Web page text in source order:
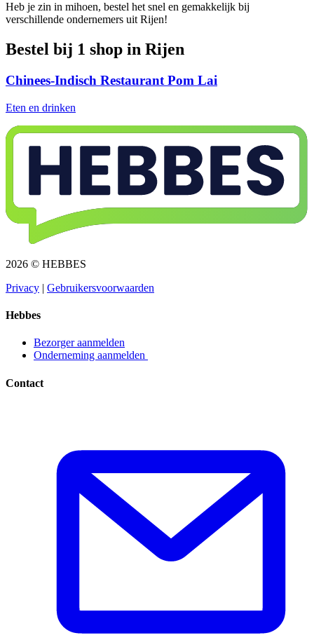
Heb je zin in mihoen, bestel het snel en gemakkelijk bij
verschillende ondernemers uit Rijen!
Bestel bij 1 shop in Rijen
Chinees-Indisch Restaurant Pom Lai
Eten en drinken
2026 © HEBBES
Privacy​​​​‌ ‍ ​‍​‍‌‍ ‌ ​‍‌‍‍‌‌‍‌ ‌‍‍‌‌‍ ‍​‍​‍​ ‍‍​‍​‍‌ ​ ‌‍​‌‌‍ ‍‌‍‍‌‌ ‌​‌ ‍‌​‍ ‍‌‍‍‌‌‍ ​‍​‍​‍ ​​‍​‍‌‍‍​‌ ​‍‌‍‌‌‌‍‌‍​‍​‍​ ‍‍​‍​‍‌‍‍​‌ ‌​‌ ‌​‌ ​​​ ‍‍​‍ ​‍ ‌‍ ​‌‍ ‌‍​ ‌‍​‌‌‍ ​‌‍‍​‌‍ ‌ ​ ‌ ‌​​ ‍‍​ ​ ​ ​ ​ ​ ​ ​ ​‍ ‌‍‍‌‌‍ ‍‌ ‌​‌‍‌‌‌‍ ‍‌ ‌​​‍ ‌‍‌‌‌‍‌​‌‍‍‌‌ ‌​​‍ ‌‍ ‌‌‍ ‌‍‌​‌‍‌‌​ ‌‌ ​​‌ ​‍‌‍‌‌‌ ​ ‌‍‌‌‌‍ ‍‌ ‌​‌‍​‌‌ ‌​‌‍‍‌‌‍ ‌‍ ‍​ ‍ ‌‍‍‌‌‍‌​​ ‌‌‍‌ ‌‍ ​‌‍ ‌‍​‍‌‍​‌‌‍ ​​ ‍ ‌ ‌​‌ ‍‌‌ ​​‌‍‌‌​ ‌‌‍‌ ‌‍ ​‌‍ ‌‍​‍‌‍​‌‌‍ ​​ ‍ ‌ ​​‌‍​‌‌ ‌​‌‍‍​​ ‌‌‍‌‍‌‍ ‌‍ ‌ ‌​‌‍‌‌‌ ​‍​‍ ‍‌‍ ​‌‍‌‌‌‍‌ ‌‍​‌‌‍ ​​‍‌‌​ ‌‌‌​​‍‌‌ ‌‍‍ ‌‍‌‌‌ ‍‌​‍‌‌​ ​ ‌​‌​​‍‌‌​ ​ ‌​‌​​‍‌‌​ ​‍​ ​‍​ ​‌​ ‍​‌‍‌‌​ ‌‍‌‍‌​‌‍‌‌‌‍‌‌​ ‌‍​ ​ ​ ‍‌​ ‌‌​ ‌​​‍‌‌​ ​‍​ ​‍​‍‌‌​ ‌‌‌​‌​​‍ ‍‌‍ ​‌‍​‌‌‍​‍‌‍‌‌‌‍ ​​ ‌‍​‍‌‍​‌‌ ​ ‌‍‌‌‌‌‌‌‌ ​‍‌‍ ​​ ‌‌‍‍​‌ ‌​‌ ‌​‌ ​​​‍‌‌​ ​ ‌​​‌​‍‌‌​ ​‍‌​‌‍​‍‌‌​ ​‍‌​‌‍‌‍ ​‌‍ ‌‍​ ‌‍​‌‌‍ ​‌‍‍​‌‍ ‌ ​ ‌ ‌​​‍‌‌​ ​ ‌​​‌​ ​ ​ ​ ​ ​ ​ ​ ​‍‌‍‌‍‍‌‌‍‌​​ ‌‌‍‌ ‌‍ ​‌‍ ‌‍​‍‌‍​‌‌‍ ​​‍‌‍‌ ‌​‌ ‍‌‌ ​​‌‍‌‌​ ‌‌‍‌ ‌‍ ​‌‍ ‌‍​‍‌‍​‌‌‍ ​​‍‌‍‌ ​​‌‍​‌‌ ‌​‌‍‍​​ ‌‌‍‌‍‌‍ ‌‍ ‌ ‌​‌‍‌‌‌ ​‍​‍ ‍‌‍ ​‌‍‌‌‌‍‌ ‌‍​‌‌‍ ​​‍‌‌​ ‌‌‌​​‍‌‌ ‌‍‍ ‌‍‌‌‌ ‍‌​‍‌‌​ ​ ‌​‌​​‍‌‌​ ​ ‌​‌​​‍‌‌​ ​‍​ ​‍​ ​‌​ ‍​‌‍‌‌​ ‌‍‌‍‌​‌‍‌‌‌‍‌‌​ ‌‍​ ​ ​ ‍‌​ ‌‌​ ‌​​‍‌‌​ ​‍​ ​‍​‍‌‌​ ‌‌‌​‌​​‍ ‍‌‍ ​‌‍​‌‌‍​‍‌‍‌‌‌‍ ​​‍‌‍‌ ​​‌‍‌‌‌ ​‍‌ ​ ‌ ​​‌‍‌‌‌‍​ ‌ ‌​‌‍‍‌‌ ‌‍‌‍‌‌​ ‌‌ ​​‌ ‌‌‌‍​‍‌‍ ​‌‍‍‌‌ ​ ‌‍‍​‌‍‌‌‌‍‌​​‍​‍‌ ‌ | Gebruikersvoorwaarden​​​​‌ ‍ ​‍​‍‌‍ ‌ ​‍‌‍‍‌‌‍‌ ‌‍‍‌‌‍ ‍​‍​‍​ ‍‍​‍​‍‌ ​ ‌‍​‌‌‍ ‍‌‍‍‌‌ ‌​‌ ‍‌​‍ ‍‌‍‍‌‌‍ ​‍​‍​‍ ​​‍​‍‌‍‍​‌ ​‍‌‍‌‌‌‍‌‍​‍​‍​ ‍‍​‍​‍‌‍‍​‌ ‌​‌ ‌​‌ ​​​ ‍‍​‍ ​‍ ‌‍ ​‌‍ ‌‍​ ‌‍​‌‌‍ ​‌‍‍​‌‍ ‌ ​ ‌ ‌​​ ‍‍​ ​ ​ ​ ​ ​ ​ ​ ​‍ ‌‍‍‌‌‍ ‍‌ ‌​‌‍‌‌‌‍ ‍‌ ‌​​‍ ‌‍‌‌‌‍‌​‌‍‍‌‌ ‌​​‍ ‌‍ ‌‌‍ ‌‍‌​‌‍‌‌​ ‌‌ ​​‌ ​‍‌‍‌‌‌ ​ ‌‍‌‌‌‍ ‍‌ ‌​‌‍​‌‌ ‌​‌‍‍‌‌‍ ‌‍ ‍​ ‍ ‌‍‍‌‌‍‌​​ ‌‌‍‌ ‌‍ ​‌‍ ‌‍​‍‌‍​‌‌‍ ​​ ‍ ‌ ‌​‌ ‍‌‌ ​​‌‍‌‌​ ‌‌‍‌ ‌‍ ​‌‍ ‌‍​‍‌‍​‌‌‍ ​​ ‍ ‌ ​​‌‍​‌‌ ‌​‌‍‍​​ ‌‌‍‌‍‌‍ ‌‍ ‌ ‌​‌‍‌‌‌ ​‍​‍ ‍‌‍ ​‌‍‌‌‌‍‌ ‌‍​‌‌‍ ​​‍‌‌​ ‌‌‌​​‍‌‌ ‌‍‍ ‌‍‌‌‌ ‍‌​‍‌‌​ ​ ‌​‌​​‍‌‌​ ​ ‌​‌​​‍‌‌​ ​‍​ ​‍​ ​​‌‍​ ‌‍‌‍​ ‌‍​ ‌​‌‍‌​​ ​ ‌‍‌‌​ ​ ​ ​‌​ ‍‌​ ​‍​‍‌‌​ ​‍​ ​‍​‍‌‌​ ‌‌‌​‌​​‍ ‍‌‍ ​‌‍​‌‌‍​‍‌‍‌‌‌‍ ​​ ‌‍​‍‌‍​‌‌ ​ ‌‍‌‌‌‌‌‌‌ ​‍‌‍ ​​ ‌‌‍‍​‌ ‌​‌ ‌​‌ ​​​‍‌‌​ ​ ‌​​‌​‍‌‌​ ​‍‌​‌‍​‍‌‌​ ​‍‌​‌‍‌‍ ​‌‍ ‌‍​ ‌‍​‌‌‍ ​‌‍‍​‌‍ ‌ ​ ‌ ‌​​‍‌‌​ ​ ‌​​‌​ ​ ​ ​ ​ ​ ​ ​ ​‍‌‍‌‍‍‌‌‍‌​​ ‌‌‍‌ ‌‍ ​‌‍ ‌‍​‍‌‍​‌‌‍ ​​‍‌‍‌ ‌​‌ ‍‌‌ ​​‌‍‌‌​ ‌‌‍‌ ‌‍ ​‌‍ ‌‍​‍‌‍​‌‌‍ ​​‍‌‍‌ ​​‌‍​‌‌ ‌​‌‍‍​​ ‌‌‍‌‍‌‍ ‌‍ ‌ ‌​‌‍‌‌‌ ​‍​‍ ‍‌‍ ​‌‍‌‌‌‍‌ ‌‍​‌‌‍ ​​‍‌‌​ ‌‌‌​​‍‌‌ ‌‍‍ ‌‍‌‌‌ ‍‌​‍‌‌​ ​ ‌​‌​​‍‌‌​ ​ ‌​‌​​‍‌‌​ ​‍​ ​‍​ ​​‌‍​ ‌‍‌‍​ ‌‍​ ‌​‌‍‌​​ ​ ‌‍‌‌​ ​ ​ ​‌​ ‍‌​ ​‍​‍‌‌​ ​‍​ ​‍​‍‌‌​ ‌‌‌​‌​​‍ ‍‌‍ ​‌‍​‌‌‍​‍‌‍‌‌‌‍ ​​‍‌‍‌ ​​‌‍‌‌‌ ​‍‌ ​ ‌ ​​‌‍‌‌‌‍​ ‌ ‌​‌‍‍‌‌ ‌‍‌‍‌‌​ ‌‌ ​​‌ ‌‌‌‍​‍‌‍ ​‌‍‍‌‌ ​ ‌‍‍​‌‍‌‌‌‍‌​​‍​‍‌ ‌
Hebbes
Bezorger aanmelden​​​​‌ ‍ ​‍​‍‌‍ ‌ ​‍‌‍‍‌‌‍‌ ‌‍‍‌‌‍ ‍​‍​‍​ ‍‍​‍​‍‌ ​ ‌‍​‌‌‍ ‍‌‍‍‌‌ ‌​‌ ‍‌​‍ ‍‌‍‍‌‌‍ ​‍​‍​‍ ​​‍​‍‌‍‍​‌ ​‍‌‍‌‌‌‍‌‍​‍​‍​ ‍‍​‍​‍‌‍‍​‌ ‌​‌ ‌​‌ ​​​ ‍‍​‍ ​‍ ‌‍ ​‌‍ ‌‍​ ‌‍​‌‌‍ ​‌‍‍​‌‍ ‌ ​ ‌ ‌​​ ‍‍​ ​ ​ ​ ​ ​ ​ ​ ​‍ ‌‍‍‌‌‍ ‍‌ ‌​‌‍‌‌‌‍ ‍‌ ‌​​‍ ‌‍‌‌‌‍‌​‌‍‍‌‌ ‌​​‍ ‌‍ ‌‌‍ ‌‍‌​‌‍‌‌​ ‌‌ ​​‌ ​‍‌‍‌‌‌ ​ ‌‍‌‌‌‍ ‍‌ ‌​‌‍​‌‌ ‌​‌‍‍‌‌‍ ‌‍ ‍​ ‍ ‌‍‍‌‌‍‌​​ ‌‌‍‌ ‌‍ ​‌‍ ‌‍​‍‌‍​‌‌‍ ​​ ‍ ‌ ‌​‌ ‍‌‌ ​​‌‍‌‌​ ‌‌‍‌ ‌‍ ​‌‍ ‌‍​‍‌‍​‌‌‍ ​​ ‍ ‌ ​​‌‍​‌‌ ‌​‌‍‍​​ ‌‌‍‌‍‌‍ ‌‍ ‌ ‌​‌‍‌‌‌ ​‍​‍ ‍‌ ​​‌‍​‌‌‍‌ ‌‍‌‌‌ ​ ​‍‌‌​ ‌‌‌​​‍‌‌ ‌‍‍ ‌‍‌‌‌ ‍‌​‍‌‌​ ​ ‌​‌​​‍‌‌​ ​ ‌​‌​​‍‌‌​ ​‍​ ​‍​ ‌ ​ ​‌‌‍​‍‌‍​ ​ ‌‌​ ‌ ​ ​‌​ ​‍​ ‌​​ ​​‌‍‌‌​ ‍‌​‍‌‌​ ​‍​ ​‍​‍‌‌​ ‌‌‌​‌​​‍ ‍‌‍ ​‌‍​‌‌‍​‍‌‍‌‌‌‍ ​​ ‌‍​‍‌‍​‌‌ ​ ‌‍‌‌‌‌‌‌‌ ​‍‌‍ ​​ ‌‌‍‍​‌ ‌​‌ ‌​‌ ​​​‍‌‌​ ​ ‌​​‌​‍‌‌​ ​‍‌​‌‍​‍‌‌​ ​‍‌​‌‍‌‍ ​‌‍ ‌‍​ ‌‍​‌‌‍ ​‌‍‍​‌‍ ‌ ​ ‌ ‌​​‍‌‌​ ​ ‌​​‌​ ​ ​ ​ ​ ​ ​ ​ ​‍‌‍‌‍‍‌‌‍‌​​ ‌‌‍‌ ‌‍ ​‌‍ ‌‍​‍‌‍​‌‌‍ ​​‍‌‍‌ ‌​‌ ‍‌‌ ​​‌‍‌‌​ ‌‌‍‌ ‌‍ ​‌‍ ‌‍​‍‌‍​‌‌‍ ​​‍‌‍‌ ​​‌‍​‌‌ ‌​‌‍‍​​ ‌‌‍‌‍‌‍ ‌‍ ‌ ‌​‌‍‌‌‌ ​‍​‍ ‍‌ ​​‌‍​‌‌‍‌ ‌‍‌‌‌ ​ ​‍‌‌​ ‌‌‌​​‍‌‌ ‌‍‍ ‌‍‌‌‌ ‍‌​‍‌‌​ ​ ‌​‌​​‍‌‌​ ​ ‌​‌​​‍‌‌​ ​‍​ ​‍​ ‌ ​ ​‌‌‍​‍‌‍​ ​ ‌‌​ ‌ ​ ​‌​ ​‍​ ‌​​ ​​‌‍‌‌​ ‍‌​‍‌‌​ ​‍​ ​‍​‍‌‌​ ‌‌‌​‌​​‍ ‍‌‍ ​‌‍​‌‌‍​‍‌‍‌‌‌‍ ​​‍‌‍‌ ​​‌‍‌‌‌ ​‍‌ ​ ‌ ​​‌‍‌‌‌‍​ ‌ ‌​‌‍‍‌‌ ‌‍‌‍‌‌​ ‌‌ ​​‌ ‌‌‌‍​‍‌‍ ​‌‍‍‌‌ ​ ‌‍‍​‌‍‌‌‌‍‌​​‍​‍‌ ‌
Onderneming aanmelden ​​​​‌ ‍ ​‍​‍‌‍ ‌ ​‍‌‍‍‌‌‍‌ ‌‍‍‌‌‍ ‍​‍​‍​ ‍‍​‍​‍‌ ​ ‌‍​‌‌‍ ‍‌‍‍‌‌ ‌​‌ ‍‌​‍ ‍‌‍‍‌‌‍ ​‍​‍​‍ ​​‍​‍‌‍‍​‌ ​‍‌‍‌‌‌‍‌‍​‍​‍​ ‍‍​‍​‍‌‍‍​‌ ‌​‌ ‌​‌ ​​​ ‍‍​‍ ​‍ ‌‍ ​‌‍ ‌‍​ ‌‍​‌‌‍ ​‌‍‍​‌‍ ‌ ​ ‌ ‌​​ ‍‍​ ​ ​ ​ ​ ​ ​ ​ ​‍ ‌‍‍‌‌‍ ‍‌ ‌​‌‍‌‌‌‍ ‍‌ ‌​​‍ ‌‍‌‌‌‍‌​‌‍‍‌‌ ‌​​‍ ‌‍ ‌‌‍ ‌‍‌​‌‍‌‌​ ‌‌ ​​‌ ​‍‌‍‌‌‌ ​ ‌‍‌‌‌‍ ‍‌ ‌​‌‍​‌‌ ‌​‌‍‍‌‌‍ ‌‍ ‍​ ‍ ‌‍‍‌‌‍‌​​ ‌‌‍‌ ‌‍ ​‌‍ ‌‍​‍‌‍​‌‌‍ ​​ ‍ ‌ ‌​‌ ‍‌‌ ​​‌‍‌‌​ ‌‌‍‌ ‌‍ ​‌‍ ‌‍​‍‌‍​‌‌‍ ​​ ‍ ‌ ​​‌‍​‌‌ ‌​‌‍‍​​ ‌‌‍‌‍‌‍ ‌‍ ‌ ‌​‌‍‌‌‌ ​‍​‍ ‍‌ ​​‌‍​‌‌‍‌ ‌‍‌‌‌ ​ ​‍‌‌​ ‌‌‌​​‍‌‌ ‌‍‍ ‌‍‌‌‌ ‍‌​‍‌‌​ ​ ‌​‌​​‍‌‌​ ​ ‌​‌​​‍‌‌​ ​‍​ ​‍​ ‌ ​ ‌ ​ ‍‌​ ​ ​ ​‌‌‍​ ‌‍​‌​ ‌‍​ ​‌‌‍​‍​ ‌‍‌‍​ ​‍‌‌​ ​‍​ ​‍​‍‌‌​ ‌‌‌​‌​​‍ ‍‌‍ ​‌‍​‌‌‍​‍‌‍‌‌‌‍ ​​ ‌‍​‍‌‍​‌‌ ​ ‌‍‌‌‌‌‌‌‌ ​‍‌‍ ​​ ‌‌‍‍​‌ ‌​‌ ‌​‌ ​​​‍‌‌​ ​ ‌​​‌​‍‌‌​ ​‍‌​‌‍​‍‌‌​ ​‍‌​‌‍‌‍ ​‌‍ ‌‍​ ‌‍​‌‌‍ ​‌‍‍​‌‍ ‌ ​ ‌ ‌​​‍‌‌​ ​ ‌​​‌​ ​ ​ ​ ​ ​ ​ ​ ​‍‌‍‌‍‍‌‌‍‌​​ ‌‌‍‌ ‌‍ ​‌‍ ‌‍​‍‌‍​‌‌‍ ​​‍‌‍‌ ‌​‌ ‍‌‌ ​​‌‍‌‌​ ‌‌‍‌ ‌‍ ​‌‍ ‌‍​‍‌‍​‌‌‍ ​​‍‌‍‌ ​​‌‍​‌‌ ‌​‌‍‍​​ ‌‌‍‌‍‌‍ ‌‍ ‌ ‌​‌‍‌‌‌ ​‍​‍ ‍‌ ​​‌‍​‌‌‍‌ ‌‍‌‌‌ ​ ​‍‌‌​ ‌‌‌​​‍‌‌ ‌‍‍ ‌‍‌‌‌ ‍‌​‍‌‌​ ​ ‌​‌​​‍‌‌​ ​ ‌​‌​​‍‌‌​ ​‍​ ​‍​ ‌ ​ ‌ ​ ‍‌​ ​ ​ ​‌‌‍​ ‌‍​‌​ ‌‍​ ​‌‌‍​‍​ ‌‍‌‍​ ​‍‌‌​ ​‍​ ​‍​‍‌‌​ ‌‌‌​‌​​‍ ‍‌‍ ​‌‍​‌‌‍​‍‌‍‌‌‌‍ ​​‍‌‍‌ ​​‌‍‌‌‌ ​‍‌ ​ ‌ ​​‌‍‌‌‌‍​ ‌ ‌​‌‍‍‌‌ ‌‍‌‍‌‌​ ‌‌ ​​‌ ‌‌‌‍​‍‌‍ ​‌‍‍‌‌ ​ ‌‍‍​‌‍‌‌‌‍‌​​‍​‍‌ ‌
Contact